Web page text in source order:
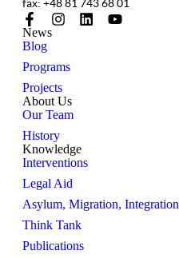
fax: +48 81 743 68 01
News
Blog
Programs
Projects
About Us
Our Team
History
Knowledge
Interventions
Legal Aid
Asylum, Migration, Integration
Think Tank
Publications